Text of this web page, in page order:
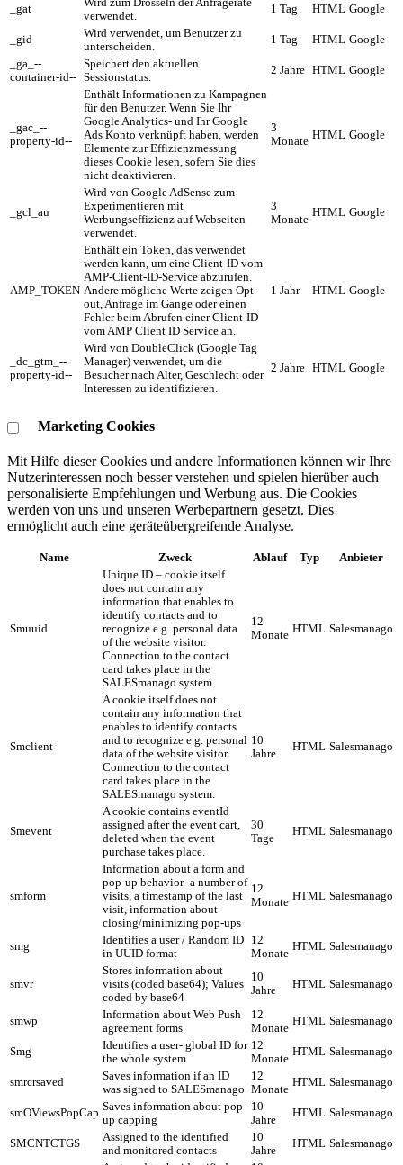
_gat
Wird zum Drosseln der Anfragerate
verwendet.
1 Tag HTML Google
_gid
Wird verwendet, um Benutzer zu
unterscheiden.
1 Tag HTML Google
_ga_--
container-id--
Speichert den aktuellen
Sessionstatus.
2 Jahre HTML Google
_gac_--
property-id--
Enthält Informationen zu Kampagnen
für den Benutzer. Wenn Sie Ihr
Google Analytics- und Ihr Google
Ads Konto verknüpft haben, werden
Elemente zur Effizienzmessung
dieses Cookie lesen, sofern Sie dies
nicht deaktivieren.
3
Monate HTML Google
_gcl_au
Wird von Google AdSense zum
Experimentieren mit
Werbungseffizienz auf Webseiten
verwendet.
3
Monate
HTML Google
AMP_TOKEN
Enthält ein Token, das verwendet
werden kann, um eine Client-ID vom
AMP-Client-ID-Service abzurufen.
Andere mögliche Werte zeigen Opt-
out, Anfrage im Gange oder einen
Fehler beim Abrufen einer Client-ID
vom AMP Client ID Service an.
1 Jahr HTML Google
_dc_gtm_--
property-id--
Wird von DoubleClick (Google Tag
Manager) verwendet, um die
Besucher nach Alter, Geschlecht oder
Interessen zu identifizieren.
2 Jahre HTML Google
Marketing Cookies
Mit Hilfe dieser Cookies und andere Informationen können wir Ihre
Nutzerinteressen noch besser verstehen und spielen hierüber auch
personalisierte Empfehlungen und Werbung aus. ​Die Cookies
werden von uns und unseren Werbepartnern gesetzt. Dies
ermöglicht auch eine geräteübergreifende Analyse.
Name Zweck Ablauf Typ Anbieter
Smuuid
Unique ID – cookie itself
does not contain any
information that enables to
identify contacts and to
recognize e.g. personal data
of the website visitor.
Connection to the contact
card takes place in the
SALESmanago system.
12
Monate HTML Salesmanago
Smclient
A cookie itself does not
contain any information that
enables to identify contacts
and to recognize e.g. personal
data of the website visitor.
Connection to the contact
card takes place in the
SALESmanago system.
10
Jahre
HTML Salesmanago
Smevent
A cookie contains eventId
assigned after the event cart,
deleted when the event
purchase takes place.
30
Tage
HTML Salesmanago
smform
Information about a form and
pop-up behavior- a number of
visits, a timestamp of the last
visit, information about
closing/minimizing pop-ups
12
Monate HTML Salesmanago
smg
Identifies a user / Random ID
in UUID format
12
Monate
HTML Salesmanago
smvr
Stores information about
visits (coded base64); Values
coded by base64
10
Jahre
HTML Salesmanago
smwp
Information about Web Push
agreement forms
12
Monate
HTML Salesmanago
Smg
Identifies a user- global ID for
the whole system
12
Monate
HTML Salesmanago
smrcrsaved
Saves information if an ID
was signed to SALESmanago
12
Monate
HTML Salesmanago
smOViewsPopCap Saves information about pop-
up capping
10
Jahre
HTML Salesmanago
SMCNTCTGS
Assigned to the identified
and monitored contacts
10
Jahre
HTML Salesmanago